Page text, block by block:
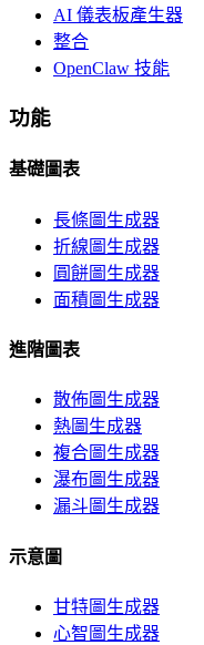
AI 儀表板產生器
整合
OpenClaw 技能
功能
基礎圖表
長條圖生成器
折線圖生成器
圓餅圖生成器
面積圖生成器
進階圖表
散佈圖生成器
熱圖生成器
複合圖生成器
瀑布圖生成器
漏斗圖生成器
示意圖
甘特圖生成器
心智圖生成器